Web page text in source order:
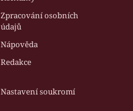
Zpracování osobních
údajů
Nápověda
Redakce
Nastavení soukromí